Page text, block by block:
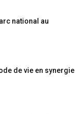
national au
de vie en synergie